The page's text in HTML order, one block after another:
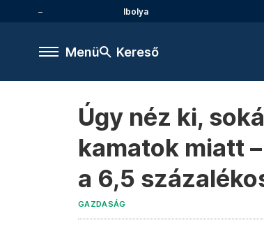
Ibolya
Menü Kereső
Úgy néz ki,
kamatok miatt
a 6,5
GAZDASÁG